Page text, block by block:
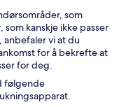
som
kanskje ikke passer
anbefaler vi at du
for å bekrefte at
for deg.
følgende